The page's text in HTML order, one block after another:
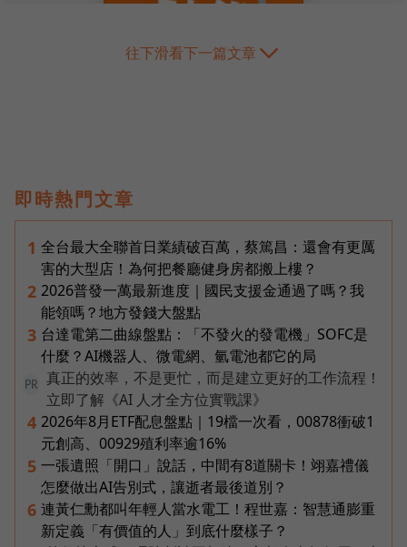
往下滑看下一篇文章
即時熱門文章
1 全台最大全聯首日業績破百萬，蔡篤昌：還會有更厲
害的大型店！為何把餐廳健身房都搬上樓？
2 2026普發一萬最新進度｜國民支援金通過了嗎？我
能領嗎？地方發錢大盤點
3 台達電第二曲線盤點：「不發火的發電機」SOFC是
什麼？AI機器人、微電網、氫電池都它的局
PR
真正的效率，不是更忙，而是建立更好的工作流程！
立即了解《AI 人才全方位實戰課》
4 2026年8月ETF配息盤點｜19檔一次看，00878衝破1
元創高、00929殖利率逾16%
5 一張遺照「開口」說話，中間有8道關卡！翊嘉禮儀
怎麼做出AI告別式，讓逝者最後道別？
6 連黃仁勳都叫年輕人當水電工！程世嘉：智慧通膨重
新定義「有價值的人」到底什麼樣子？